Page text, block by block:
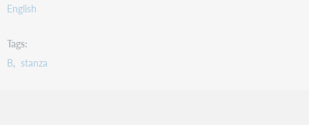
English
Tags
B
stanza